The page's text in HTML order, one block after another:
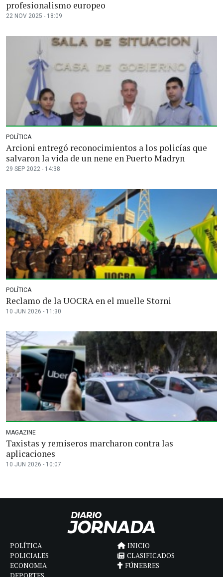
profesionalismo europeo
22 NOV 2025 - 18:09
POLÍTICA
Arcioni entregó reconocimientos a los policías que
salvaron la vida de un nene en Puerto Madryn
29 SEP 2022 - 14:38
POLÍTICA
Reclamo de la UOCRA en el muelle Storni
10 JUN 2026 - 11:30
MAGAZINE
Taxistas y remiseros marcharon contra las
aplicaciones
10 JUN 2026 - 10:07
POLÍTICA
POLICIALES
ECONOMIA
INICIO
CLASIFICADOS
FÚNEBRES